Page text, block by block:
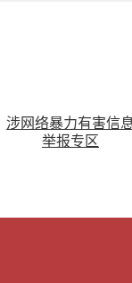
涉网络暴力有害信
举报专区